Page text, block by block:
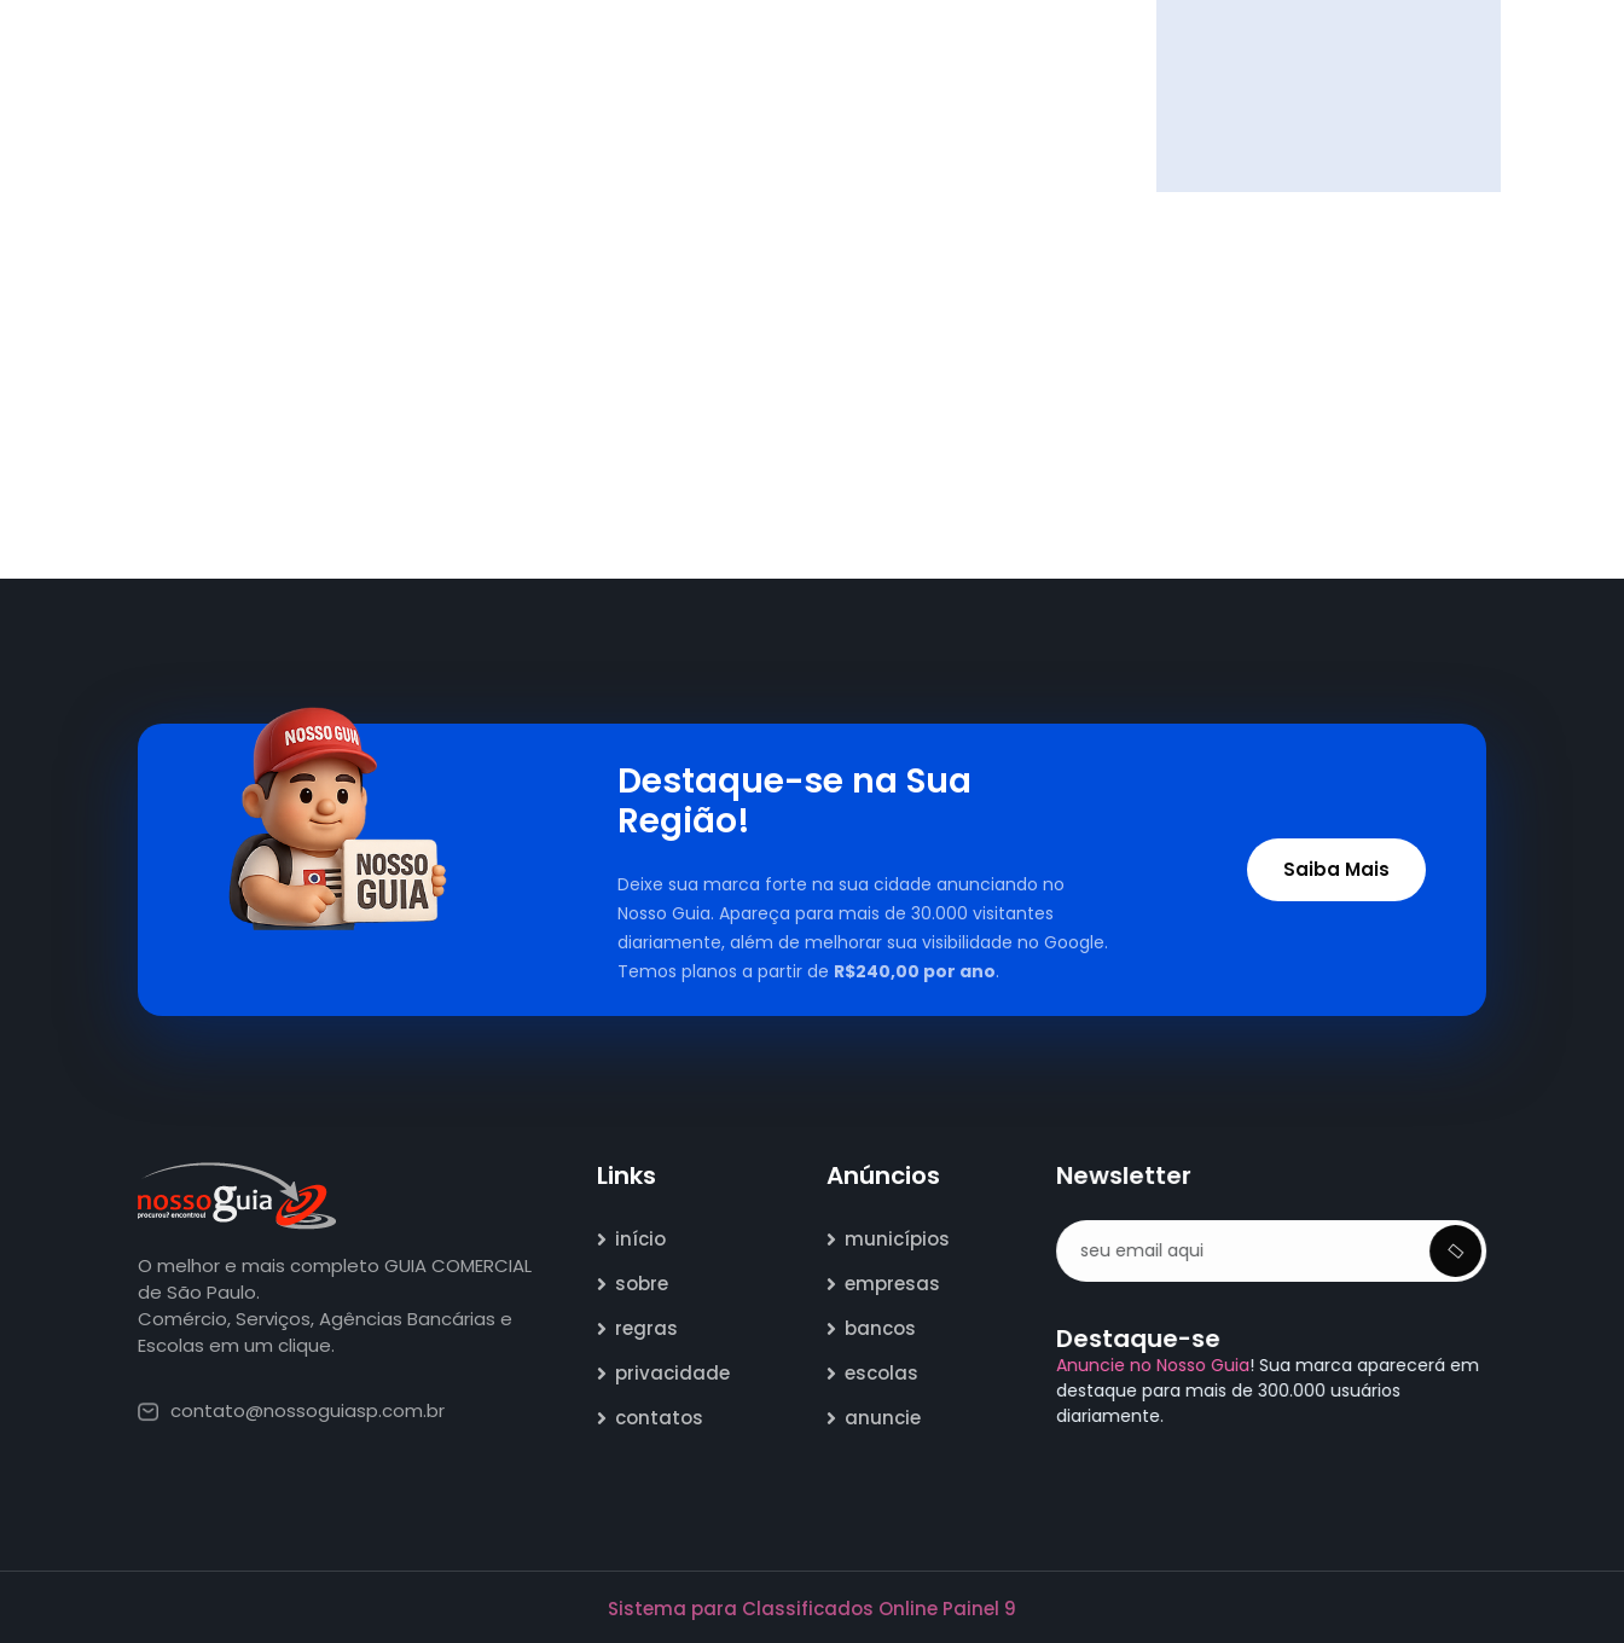
Destaque-se na Sua
Região!
Deixe sua marca forte na sua cidade anunciando no
Nosso Guia. Apareça para mais de 30.000 visitantes
diariamente, além de melhorar sua visibilidade no Google.
Temos planos a partir de R$240,00 por ano.
Saiba Mais
O melhor e mais completo GUIA COMERCIAL
de São Paulo.
Comércio, Serviços, Agências Bancárias e
Escolas em um clique.
contato@nossoguiasp.com.br
Links
início
sobre
regras
privacidade
contatos
Anúncios
municípios
empresas
bancos
escolas
anuncie
Newsletter
Destaque-se
Anuncie no Nosso Guia! Sua marca aparecerá em
destaque para mais de 300.000 usuários
diariamente.
Sistema para Classificados Online Painel 9